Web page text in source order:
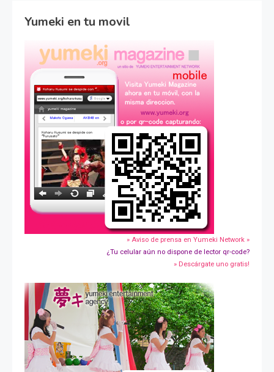
Yumeki en tu movil
» Aviso de prensa en Yumeki Network »
¿Tu celular aún no dispone de lector qr-code?
» Descárgate uno gratis!